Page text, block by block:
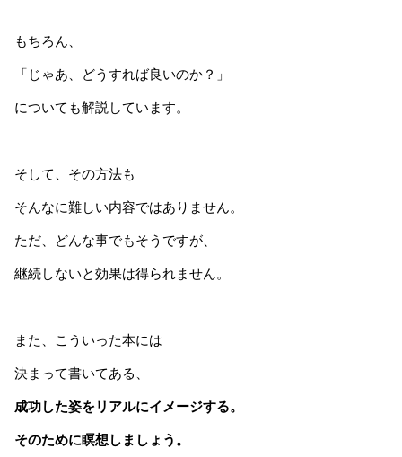
もちろん、
「じゃあ、どうすれば良いのか？」
についても解説しています。
そして、その方法も
そんなに難しい内容ではありません。
ただ、どんな事でもそうですが、
継続しないと効果は得られません。
また、こういった本には
決まって書いてある、
成功した姿をリアルにイメージする。
そのために瞑想しましょう。